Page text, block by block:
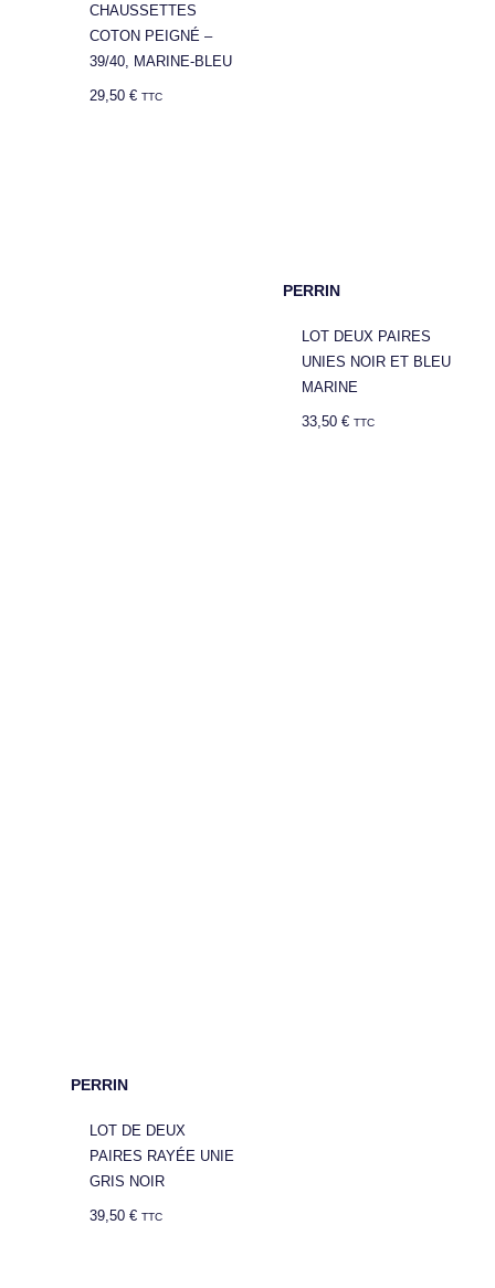
CHAUSSETTES
COTON PEIGNÉ –
39/40, MARINE-BLEU
29,50€ TTC
PERRIN
LOT DEUX PAIRES
UNIES NOIR ET BLEU
MARINE
33,50€ TTC
PERRIN
LOT DE DEUX
PAIRES RAYÉE UNIE
GRIS NOIR
39,50€ TTC